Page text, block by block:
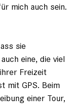
mich auch sein.
sie
eine, die viel
Freizeit
mit GPS. Beim
einer Tour,